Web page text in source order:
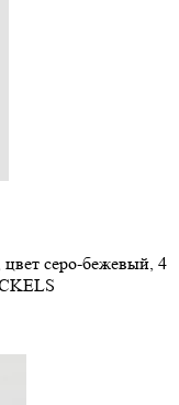
серо-бежевый, 4